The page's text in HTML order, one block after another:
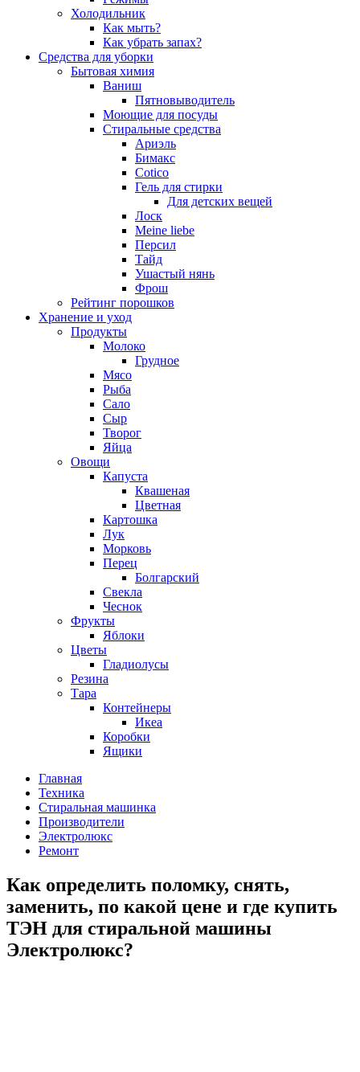
Холодильник
Как мыть?
Как убрать запах?
Средства для уборки
Бытовая химия
Ваниш
Пятновыводитель
Моющие для посуды
Стиральные средства
Ариэль
Бимакс
Cotico
Гель для стирки
Для детских вещей
Лоск
Meine liebe
Персил
Тайд
Ушастый нянь
Фрош
Рейтинг порошков
Хранение и уход
Продукты
Молоко
Грудное
Мясо
Рыба
Сало
Сыр
Творог
Яйца
Овощи
Капуста
Квашеная
Цветная
Картошка
Лук
Морковь
Перец
Болгарский
Свекла
Чеснок
Фрукты
Яблоки
Цветы
Гладиолусы
Резина
Тара
Контейнеры
Икеа
Коробки
Ящики
Главная
Техника
Стиральная машинка
Производители
Электролюкс
Ремонт
Как определить поломку, снять,
заменить, по какой цене и где купить
ТЭН для стиральной машины
Электролюкс?